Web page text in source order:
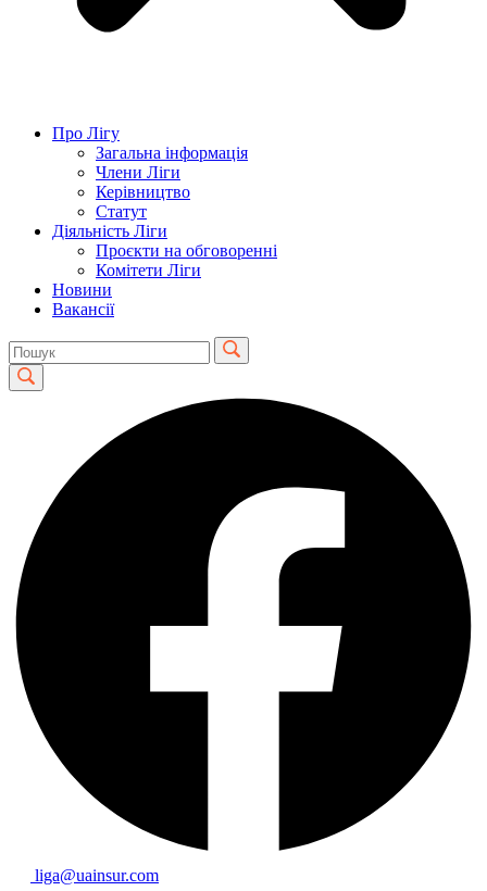
Про Лігу
Загальна інформація
Члени Ліги
Керівництво
Статут
Діяльність Ліги
Проєкти на обговоренні
Комітети Ліги
Новини
Вакансії
liga@uainsur.com